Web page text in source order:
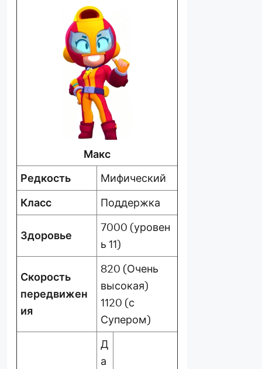
Макс
Редкость
Мифический
Класс
Поддержка
Здоровье
7000 (уровен
ь 11)
Скорость
передвижен
ия
820 (Очень
высокая)
1120 (с
Супером)
Д
а